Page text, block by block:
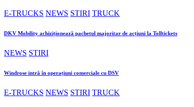
E-TRUCKS NEWS STIRI TRUCK
DKV Mobility achiziționează pachetul majoritar de acțiuni la Tolltickets
NEWS STIRI
Windrose intră în operațiuni comerciale cu DSV
E-TRUCKS NEWS STIRI TRUCK